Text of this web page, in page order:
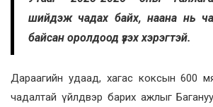
шийдэж чадах байх, наана нь
байсан оролдоод үзэх хэрэгтэй.
Дараагийн удаад, хагас коксын 600
чадалтай үйлдвэр барих ажлыг